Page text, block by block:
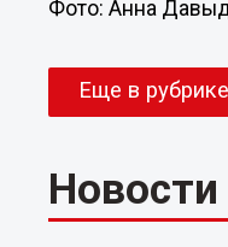
Фото: Анна
Еще в рубрике